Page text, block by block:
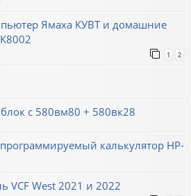
Ямаха КУВТ и домашние
1 2
с 580вм80 + 580вк28
калькулятор HP-
VCF West 2021 и 2022